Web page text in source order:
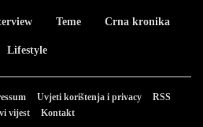
Teme Crna kronika
Lifestyle
Uvjeti korištenja i privacy
RSS
vijest
Kontakt